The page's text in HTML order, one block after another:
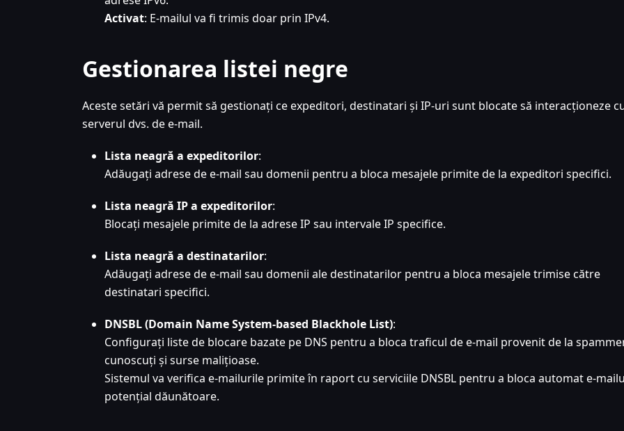
Activat: E-mailul va fi trimis doar prin IPv4.
Gestionarea listei negre
Aceste setări vă permit să gestionați ce expeditori, destinatari și IP-uri sunt blocate să interacționeze
serverul dvs. de e-mail.
Lista neagră a expeditorilor:
Adăugați adrese de e-mail sau domenii pentru a bloca mesajele primite de la expeditori specifici.
Lista neagră IP a expeditorilor:
Blocați mesajele primite de la adrese IP sau intervale IP specifice.
Lista neagră a destinatarilor:
Adăugați adrese de e-mail sau domenii ale destinatarilor pentru a bloca mesajele trimise către
destinatari specifici.
DNSBL (Domain Name System-based Blackhole List):
Configurați liste de blocare bazate pe DNS pentru a bloca traficul de e-mail provenit de la
cunoscuți și surse malițioase.
Sistemul va verifica e-mailurile primite în raport cu serviciile DNSBL pentru a bloca automat e-
potențial dăunătoare.